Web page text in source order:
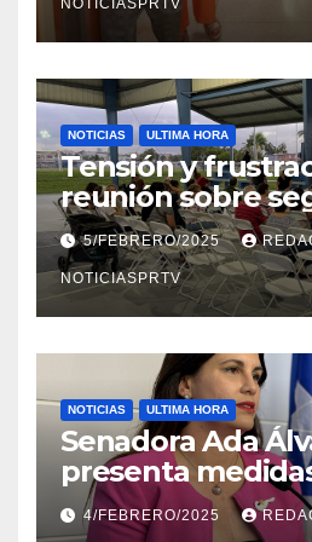
NOTICIASPRTV
NOTICIAS ULTIMA HORA
Tensión y
reunión sobre
Reparto
5/FEBRERO/2025
NOTICIASPRTV
NOTICIAS ULTIMA HORA
Senadora Ada
presenta
violencia en el
4/FEBRERO/2025